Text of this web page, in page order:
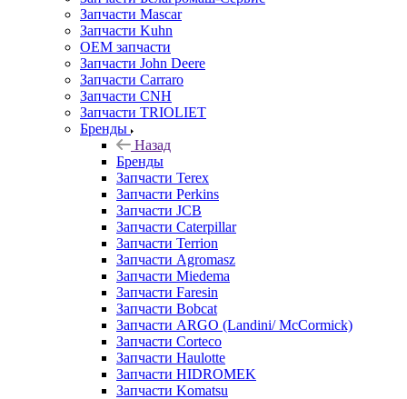
Запчасти Mascar
Запчасти Kuhn
OEM запчасти
Запчасти John Deere
Запчасти Carraro
Запчасти CNH
Запчасти TRIOLIET
Бренды
Назад
Бренды
Запчасти Terex
Запчасти Perkins
Запчасти JCB
Запчасти Caterpillar
Запчасти Terrion
Запчасти Agromasz
Запчасти Miedema
Запчасти Faresin
Запчасти Bobcat
Запчасти ARGO (Landini/ McCormick)
Запчасти Corteco
Запчасти Haulotte
Запчасти HIDROMEK
Запчасти Komatsu